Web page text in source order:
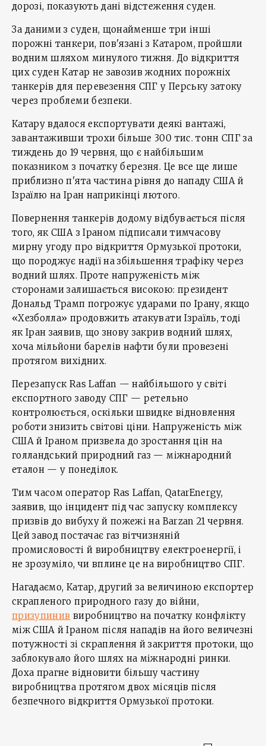
дорозі, показують дані відстеження суден.
За даними з суден, щонайменше три інші
порожні танкери, пов'язані з Катаром, пройшли
водним шляхом минулого тижня. До відкриття
цих суден Катар не завозив жодних порожніх
танкерів для перевезення CПГ у Перську затоку
через проблеми безпеки.
Катару вдалося експортувати деякі вантажі,
завантаживши трохи більше 300 тис. тонн CПГ за
тиждень до 19 червня, що є найбільшим
показником з початку березня. Це все ще лише
приблизно п'ята частина рівня до нападу США й
Ізраїлю на Іран наприкінці лютого.
Повернення танкерів додому відбувається після
того, як США з Іраном підписали тимчасову
мирну угоду про відкриття Ормузької протоки,
що породжує надії на збільшення трафіку через
водний шлях. Проте напруженість між
сторонами залишається високою: президент
Дональд Трамп погрожує ударами по Ірану, якщо
«Хезболла» продовжить атакувати Ізраїль, тоді
як Іран заявив, що знову закрив водний шлях,
хоча мільйони барелів нафти були провезені
протягом вихідних.
Перезапуск Ras Laffan — найбільшого у світі
експортного заводу СПГ — ретельно
контролюється, оскільки швидке відновлення
роботи знизить світові ціни. Напруженість між
США й Іраном призвела до зростання цін на
голландський природний газ — міжнародний
еталон — у понеділок.
Тим часом оператор Ras Laffan, QatarEnergy,
заявив, що інцидент під час запуску комплексу
призвів до вибуху й пожежі на Barzan 21 червня.
Цей завод постачає газ вітчизняній
промисловості й виробництву електроенергії, і
не зрозуміло, чи вплине це на виробництво СПГ.
Нагадаємо, Катар, другий за величиною експортер
скрапленого природного газу до війни,
призупинив виробництво на початку конфлікту
між США й Іраном після нападів на його величезні
потужності зі скраплення й закриття протоки, що
заблокувало його шлях на міжнародні ринки.
Доха прагне відновити більшу частину
виробництва протягом двох місяців після
безпечного відкриття Ормузької протоки.